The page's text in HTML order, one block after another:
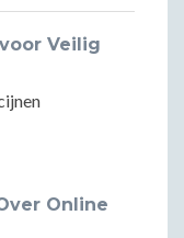
Veilig
Online